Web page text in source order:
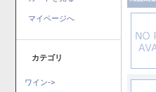
マイページへ
カテゴリ
ワイン->